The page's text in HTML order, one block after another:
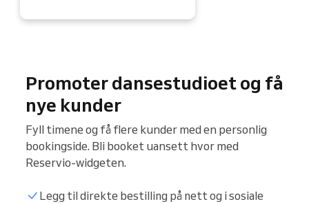
Promoter dansestudioet og få
nye kunder
Fyll timene og få flere kunder med en personlig
bookingside. Bli booket uansett hvor med
Reservio-widgeten.
Legg til direkte bestilling på nett og i sosiale